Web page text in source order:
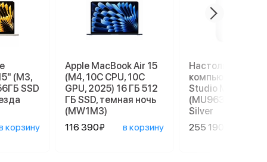
(M3,
SSD
корзину
Apple MacBook Air 15
(M4, 10C CPU, 10C
GPU, 2025) 16 ГБ 512
ГБ SSD, темная ночь
(MW1M3)
116 390₽
в корзину
Настольный
компьютер
Studio M4 Max
(MU963), 36/512
Silver
255 190₽